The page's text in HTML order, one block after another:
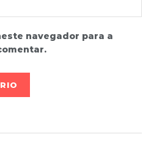
navegador para a